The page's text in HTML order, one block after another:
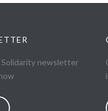
Solidarity newsletter